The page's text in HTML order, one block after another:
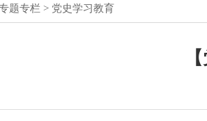
题专栏 > 党史学习教育